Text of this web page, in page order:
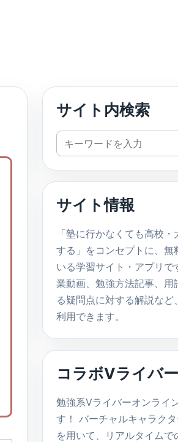
サイト内検索
サ
イ
ト
検
サイト情報
「塾に行かなくても高校
する」をコンセプトに、無
いる学習サイト・アプリで
業動画、勉強方法記事、用
る疑問点に対する解説など
利用できます。
コラボVライバ
勉強系Vライバーオンライ
す！ バーチャルキャラクタ
を用いて、リアルタイムで